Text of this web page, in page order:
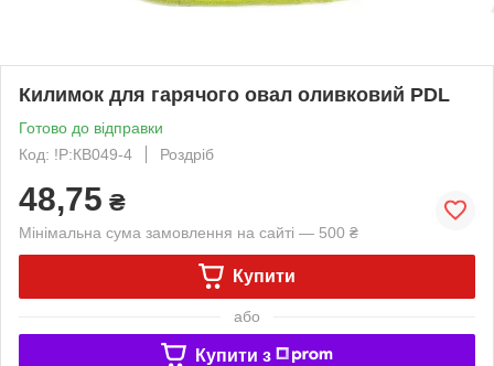
Килимок для гарячого овал оливковий PDL
Готово до відправки
Код: !P:КВ049-4
Роздріб
48,75 ₴
Мінімальна сума замовлення на сайті — 500 ₴
Купити
або
Купити з